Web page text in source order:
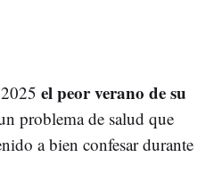
el peor verano de su
problema de salud que
a bien confesar durante